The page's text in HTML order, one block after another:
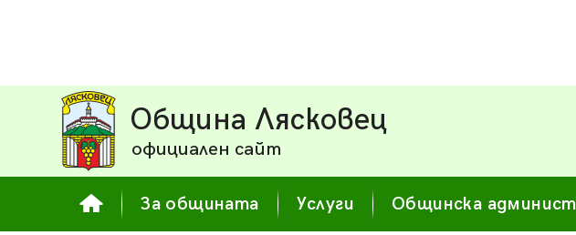
Община Лясковец
официален сайт
За общината Услуги Общинска